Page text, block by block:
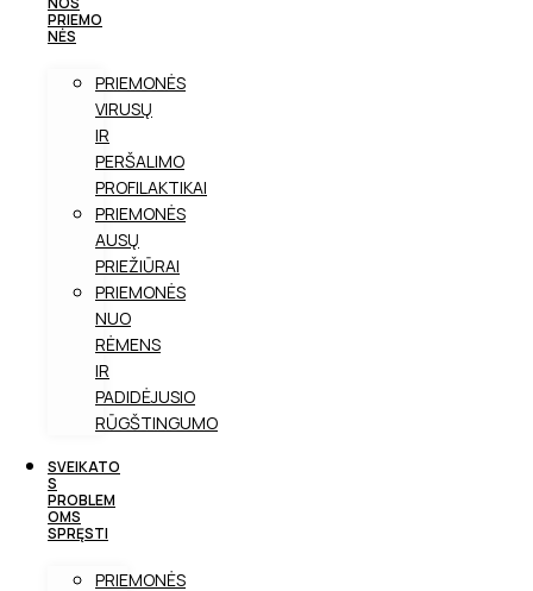
PRIEMO
NĖS
PRIEMONĖS
VIRUSŲ
IR
PERŠALIMO
PROFILAKTIKAI
PRIEMONĖS
AUSŲ
PRIEŽIŪRAI
PRIEMONĖS
NUO
RĖMENS
IR
PADIDĖJUSIO
RŪGŠTINGUMO
SVEIKATO
S
PROBLEM
OMS
SPRĘSTI
PRIEMONĖS